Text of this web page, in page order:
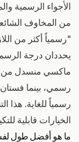
الأجواء الرسمية
من المخاوف
"رسمياً أكثر من
يحددان درجة
ماكسي منسدل من
رسمي، بينما
رسمياً للغاية. هذا
الخيارات قابلية
ما هو أفضل طول